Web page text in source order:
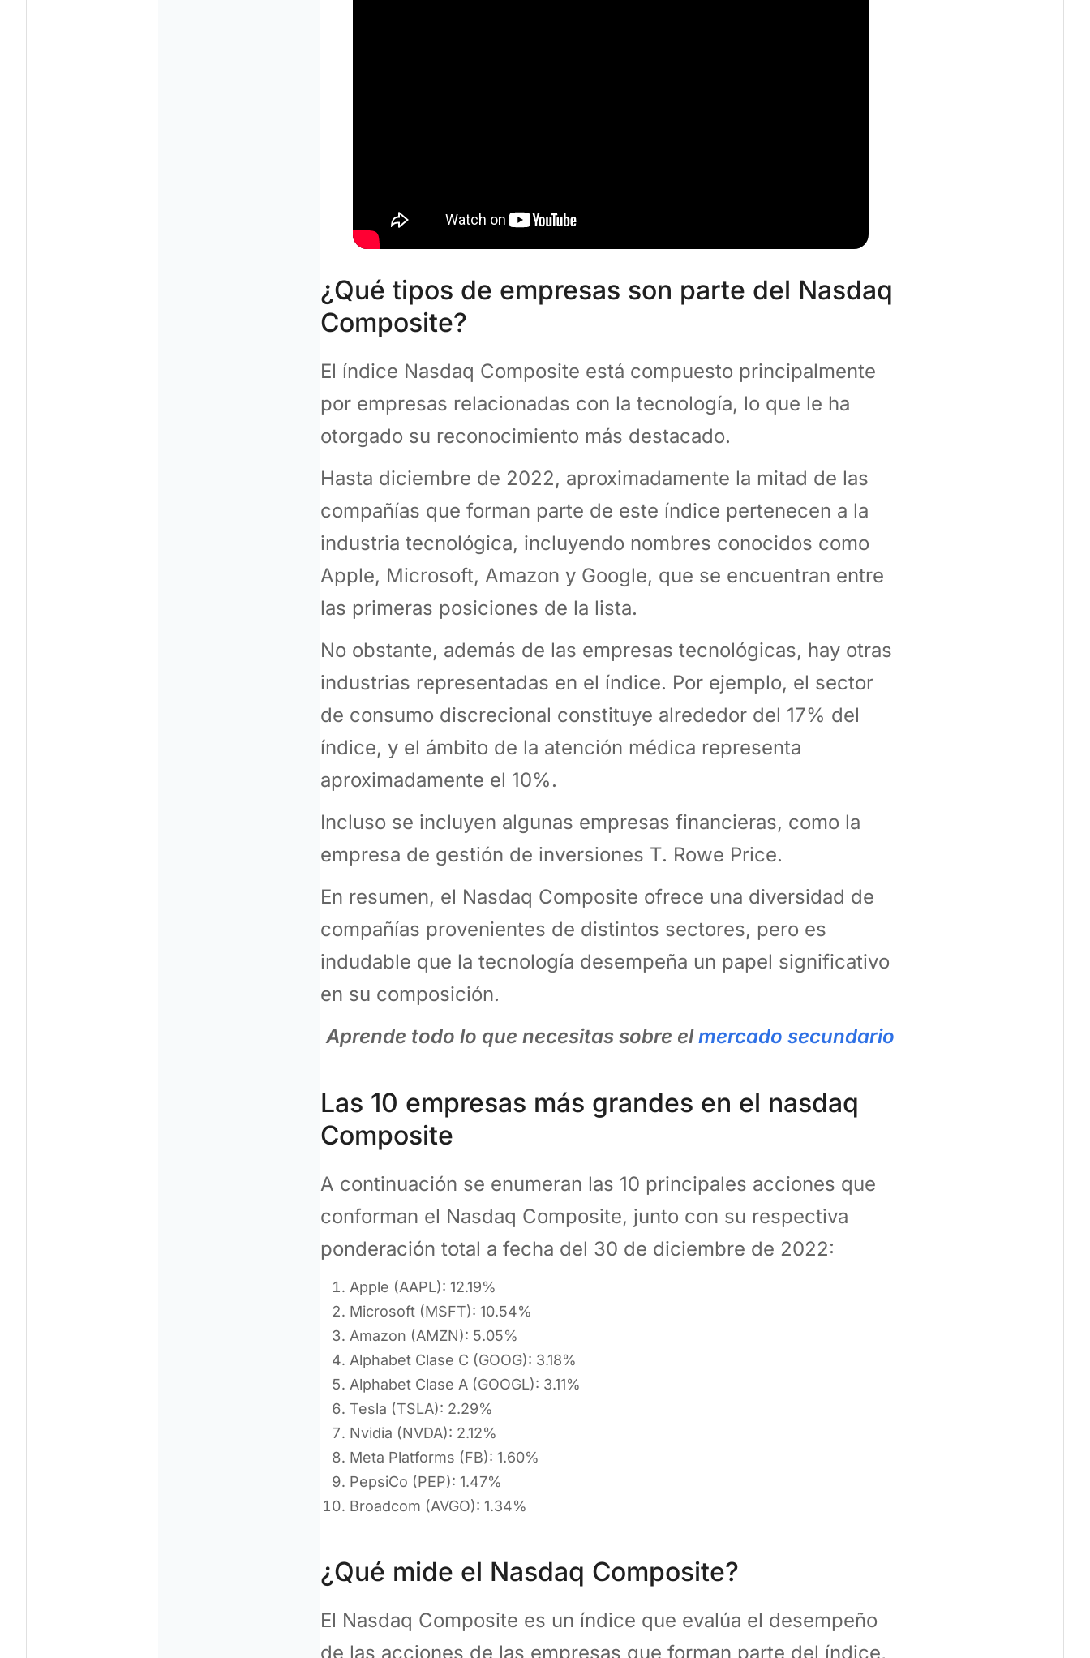
¿Qué tipos de empresas son parte del Nasdaq
Composite?
El índice Nasdaq Composite está compuesto principalmente
por empresas relacionadas con la tecnología, lo que le ha
otorgado su reconocimiento más destacado.
Hasta diciembre de 2022, aproximadamente la mitad de las
compañías que forman parte de este índice pertenecen a la
industria tecnológica, incluyendo nombres conocidos como
Apple, Microsoft, Amazon y Google, que se encuentran entre
las primeras posiciones de la lista.
No obstante, además de las empresas tecnológicas, hay otras
industrias representadas en el índice. Por ejemplo, el sector
de consumo discrecional constituye alrededor del 17% del
índice, y el ámbito de la atención médica representa
aproximadamente el 10%.
Incluso se incluyen algunas empresas financieras, como la
empresa de gestión de inversiones T. Rowe Price.
En resumen, el Nasdaq Composite ofrece una diversidad de
compañías provenientes de distintos sectores, pero es
indudable que la tecnología desempeña un papel significativo
en su composición.
Aprende todo lo que necesitas sobre elmercado secundario
Las 10 empresas más grandes en el nasdaq
Composite
A continuación se enumeran las 10 principales acciones que
conforman el Nasdaq Composite, junto con su respectiva
ponderación total a fecha del 30 de diciembre de 2022:
Apple (AAPL): 12.19%
Microsoft (MSFT): 10.54%
Amazon (AMZN): 5.05%
Alphabet Clase C (GOOG): 3.18%
Alphabet Clase A (GOOGL): 3.11%
Tesla (TSLA): 2.29%
Nvidia (NVDA): 2.12%
Meta Platforms (FB): 1.60%
PepsiCo (PEP): 1.47%
Broadcom (AVGO): 1.34%
¿Qué mide el Nasdaq Composite?
El Nasdaq Composite es un índice que evalúa el desempeño
de las acciones de las empresas que forman parte del índice,